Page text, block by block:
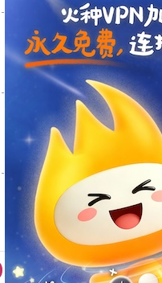
风驰加速器 旋风加速器